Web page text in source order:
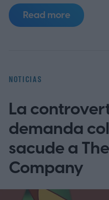
personajes animales,
hacen, el
Read more
NOTICIAS
La
demanda
sacude a
Company